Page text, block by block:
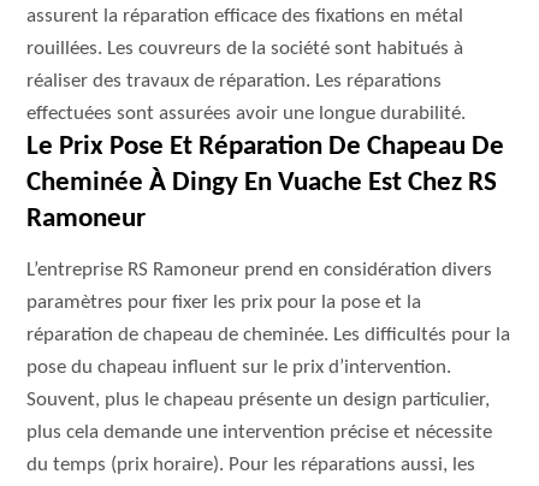
assurent la réparation efficace des fixations en métal
rouillées. Les couvreurs de la société sont habitués à
réaliser des travaux de réparation. Les réparations
effectuées sont assurées avoir une longue durabilité.
Le Prix Pose Et Réparation De Chapeau De
Cheminée À Dingy En Vuache Est Chez RS
Ramoneur
L’entreprise RS Ramoneur prend en considération divers
paramètres pour fixer les prix pour la pose et la
réparation de chapeau de cheminée. Les difficultés pour la
pose du chapeau influent sur le prix d’intervention.
Souvent, plus le chapeau présente un design particulier,
plus cela demande une intervention précise et nécessite
du temps (prix horaire). Pour les réparations aussi, les